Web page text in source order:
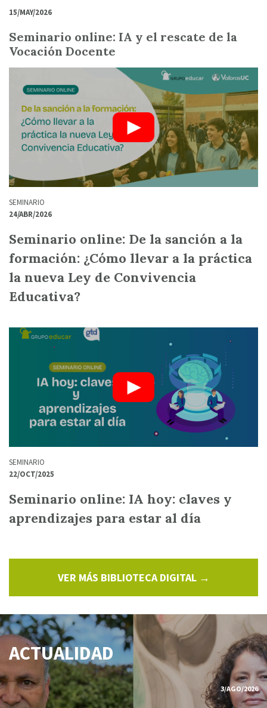
15/MAY/2026
Seminario online: IA y el rescate de la
Vocación Docente
SEMINARIO
24/ABR/2026
Seminario online: De la sanción a la
formación: ¿Cómo llevar a la práctica
la nueva Ley de Convivencia
Educativa?
SEMINARIO
22/OCT/2025
Seminario online: IA hoy: claves y
aprendizajes para estar al día
VER MÁS BIBLIOTECA DIGITAL →
ACTUALIDAD
3/AGO/2026